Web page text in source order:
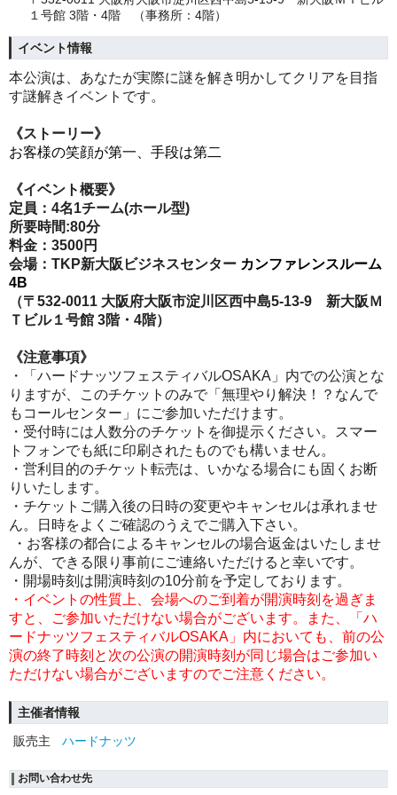
１号館 3階・4階 （事務所：4階）
イベント情報
本公演は、あなたが実際に謎を解き明かしてクリアを目指
す謎解きイベントです。
《ストーリー》
お客様の笑顔が第一、手段は第二
《イベント概要》
定員：4名1チーム(ホール型)
所要時間:80分
料金：3500円
会場：TKP新大阪ビジネスセンター カンファレンスルーム
4B
（〒532-0011 大阪府大阪市淀川区西中島5-13-9 新大阪Ｍ
Ｔビル１号館 3階・4階）
《注意事項》
・「ハードナッツフェスティバルOSAKA」内での公演とな
りますが、このチケットのみで「無理やり解決！？なんで
もコールセンター」にご参加いただけます。
・受付時には人数分のチケットを御提示ください。スマー
トフォンでも紙に印刷されたものでも構いません。
・営利目的のチケット転売は、いかなる場合にも固くお断
りいたします。
・チケットご購入後の日時の変更やキャンセルは承れませ
ん。日時をよくご確認のうえでご購入下さい。
・お客様の都合によるキャンセルの場合返金はいたしませ
んが、できる限り事前にご連絡いただけると幸いです。
・開場時刻は開演時刻の10分前を予定しております。
・イベントの性質上、会場へのご到着が開演時刻を過ぎま
すと、ご参加いただけない場合がございます。また、「ハ
ードナッツフェスティバルOSAKA」内においても、前の公
演の終了時刻と次の公演の開演時刻が同じ場合はご参加い
ただけない場合がございますのでご注意ください。
主催者情報
販売主
ハードナッツ
お問い合わせ先